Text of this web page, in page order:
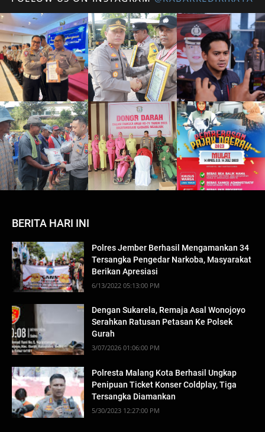
BERITA HARI INI
Polres Jember Berhasil Mengamankan 34
Tersangka Pengedar Narkoba, Masyarakat
Berikan Apresiasi
6/13/2022 05:13:00 PM
Dengan Sukarela, Remaja Asal Wonojoyo
Serahkan Ratusan Petasan Ke Polsek
Gurah
3/07/2026 01:06:00 PM
Polresta Malang Kota Berhasil Ungkap
Penipuan Ticket Konser Coldplay, Tiga
Tersangka Diamankan
5/30/2023 12:27:00 PM